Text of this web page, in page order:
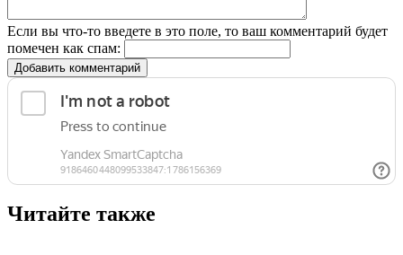
Если вы что-то введете в это поле, то ваш комментарий будет
помечен как спам:
Добавить комментарий
Читайте также